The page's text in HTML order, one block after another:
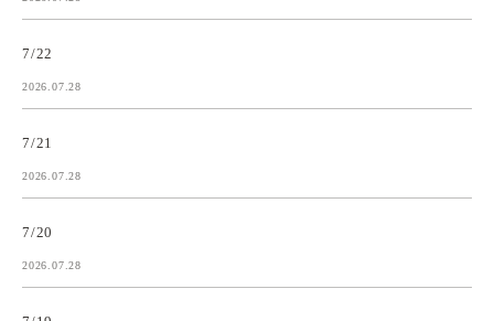
7/22
2026.07.28
7/21
2026.07.28
7/20
2026.07.28